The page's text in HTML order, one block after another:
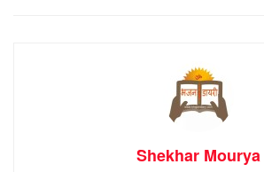
Shekhar Mourya